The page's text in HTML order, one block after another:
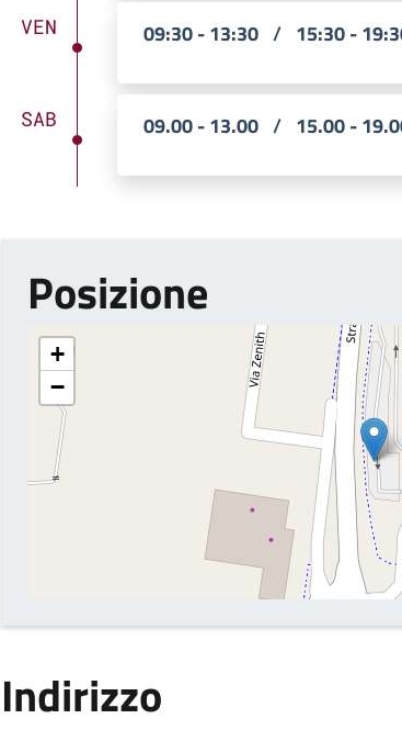
VEN 09:30 - 13:30 / 15:30 -
SAB 09.00 - 13.00 / 15.00 -
Posizione
+
−
Indirizzo